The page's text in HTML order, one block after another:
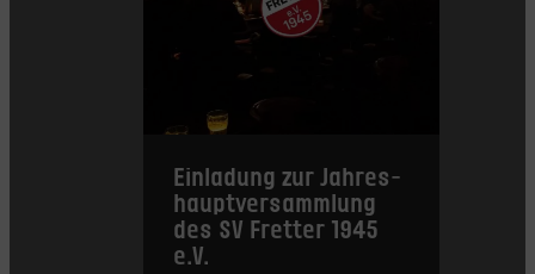
Einladung zur Jahres­
haupt­versammlung
des SV Fretter 1945
e.V.